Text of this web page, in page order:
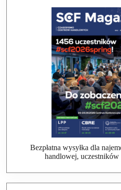
Bezpłatna wysyłka dla
handlowej,